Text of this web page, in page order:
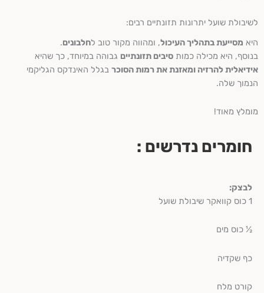
לשיבולת שועל יתרונות תזונתיים רבים:
היא מסייעת בתהליך העיכול, ומהווה מקור טוב לחלבונים.
בנוסף, היא מכילה כמות סיבים תזונתיים גבוהה במיוחד, כך שהיא
אידיאלית להרזיה ומאזנת את רמות הסוכר בגלל האינדקס הגליקמי
הנמוך שלה.
מומלץ מאוד!
חומרים נדרשים :
לבצק:
1 כוס קוואקר שיבולת שועל
½ כוס מים
כף שקדיה
קורט מלח